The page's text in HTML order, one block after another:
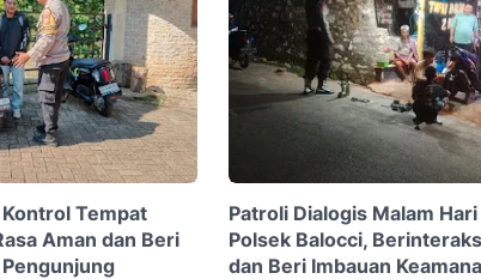
Tempat
Aman dan Beri
Patroli Dialogis Malam
Polsek Balocci,
dan Beri Imbauan